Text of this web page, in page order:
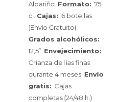
Albariño. Formato: 75
cl. Cajas: 6 botellas
(Envío Gratuito).
Grados alcohólicos:
12,5º. Envejecimiento:
Crianza de lías finas
durante 4 meses. Envío
gratis: Cajas
completas (24/48 h.)